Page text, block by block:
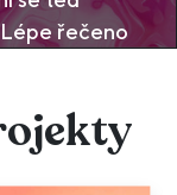
řečeno